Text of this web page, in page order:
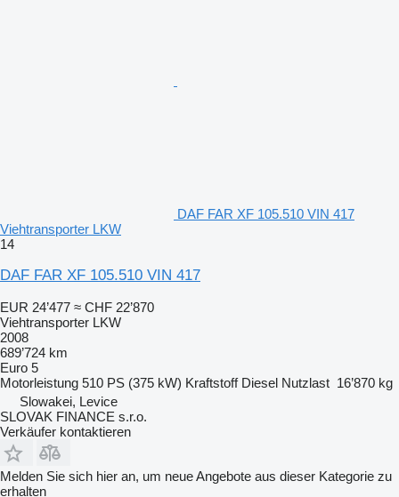
DAF FAR XF 105.510 VIN 417
Viehtransporter LKW
14
DAF FAR XF 105.510 VIN 417
EUR 24’477 ≈ CHF 22’870
Viehtransporter LKW
2008
689’724 km
Euro 5
Motorleistung 510 PS (375 kW) Kraftstoff Diesel Nutzlast 16’870 kg
Slowakei, Levice
SLOVAK FINANCE s.r.o.
Verkäufer kontaktieren
Melden Sie sich hier an, um neue Angebote aus dieser Kategorie zu
erhalten